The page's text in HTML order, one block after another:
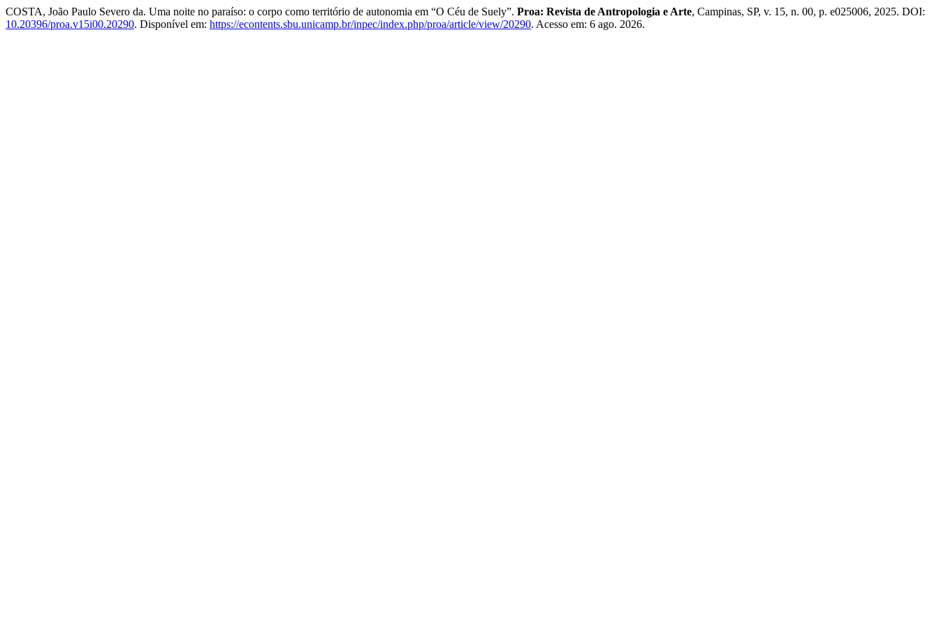
COSTA, João Paulo Severo da. Uma noite no paraíso: o corpo como território de autonomia em “O Céu de Suely”. Proa: Revista de Antropologia e Arte, Campinas, SP, v. 15, n. 00, p. e025006, 2025. DOI:
10.20396/proa.v15i00.20290. Disponível em: https://econtents.sbu.unicamp.br/inpec/index.php/proa/article/view/20290. Acesso em: 6 ago. 2026.